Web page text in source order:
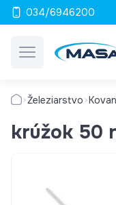
034/6946200
Železiarstvo
krúžok 50